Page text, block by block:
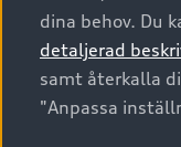
Audi exclusive
Provkörning
Digitala manualer
Audi Collection –
Vanliga frågor
Audi
myAudi
Pressmeddelanden
© 2026 AUDI
Utgivare Juridiskt
Juridiskt Audi
dina behov. Du
detaljerad
samt återkalla
"Anpassa